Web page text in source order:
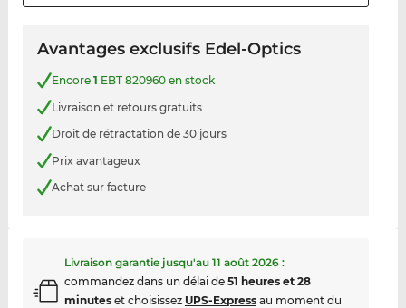
Avantages exclusifs Edel-Optics
Encore 1 EBT 820960 en stock
Livraison et retours gratuits
Droit de rétractation de 30 jours
Prix avantageux
Achat sur facture
Livraison garantie jusqu'au 11 août 2026:
commandez dans un délai de 51 heures et 28
minuteset choisissez UPS-Expressau moment du